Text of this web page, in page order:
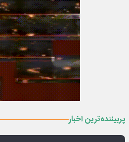
پربیننده‌ترین اخبار